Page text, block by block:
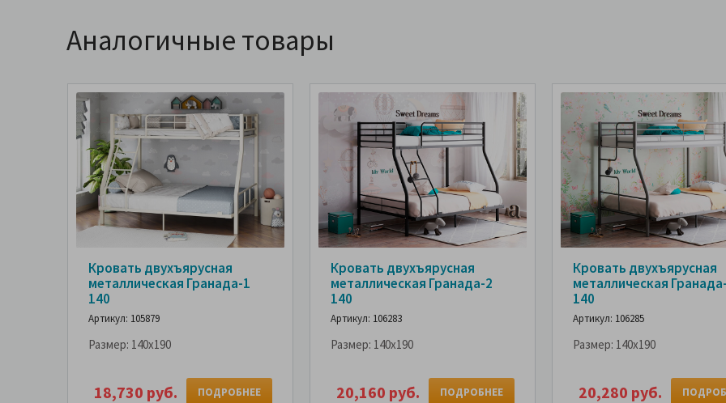
Аналогичные товары
Кровать двухъярусная
металлическая Гранада-1
140
Артикул: 105879
Размер: 140x190
18,730 руб. ПОДРОБНЕЕ
Кровать двухъярусная
металлическая Гранада-2
140
Артикул: 106283
Размер: 140x190
20,160 руб. ПОДРОБНЕЕ
Кровать двухъярусная
металлическая
140
Артикул: 106285
Размер: 140x190
20,280 руб.